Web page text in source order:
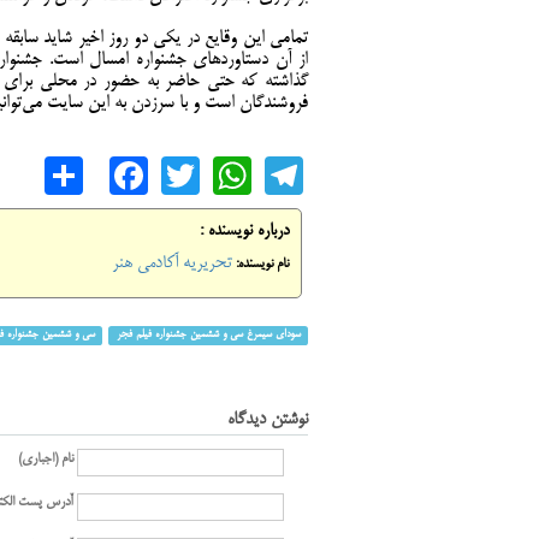
تمامی این وقایع در یکی دو روز اخیر شاید
از آن دستاوردهای جشنواره امسال است.
گذاشته که حتی حاضر به حضور در محلی برای
فروشندگان است و با سرزدن به این سایت
Telegram
WhatsApp
Twitter
درباره نویسنده :
نام نویسنده: تحریریه آکادمی هنر
سودای سیمرغ سی و ششمین جشنواره فیلم فجر سی و ششمین جشنواره
نوشتن دیدگاه
نام (اجباری)
آدرس پست